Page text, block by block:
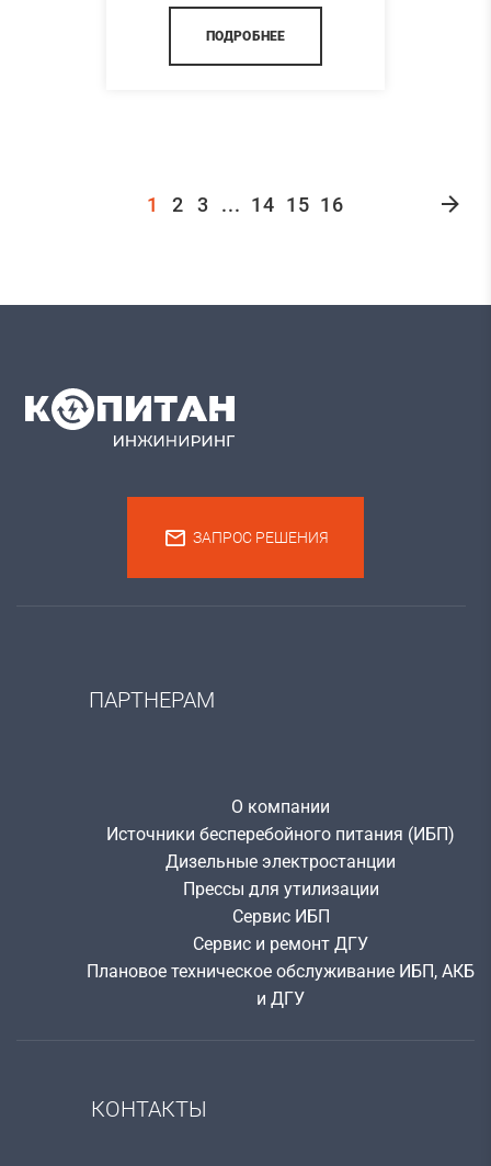
ПОДРОБНЕЕ
1 2 3 ... 14 15 16
ЗАПРОС РЕШЕНИЯ
ПАРТНЕРАМ
О компании
Источники бесперебойного питания (ИБП)
Дизельные электростанции
Прессы для утилизации
Сервис ИБП
Сервис и ремонт ДГУ
Плановое техническое обслуживание ИБП, АКБ
и ДГУ
КОНТАКТЫ